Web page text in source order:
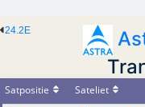
24.2E
Satpositie Sateliet